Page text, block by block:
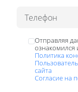
Отправляя
ознакомился
Политика
сайта
Согласие на